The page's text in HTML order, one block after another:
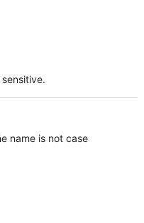
name is not case